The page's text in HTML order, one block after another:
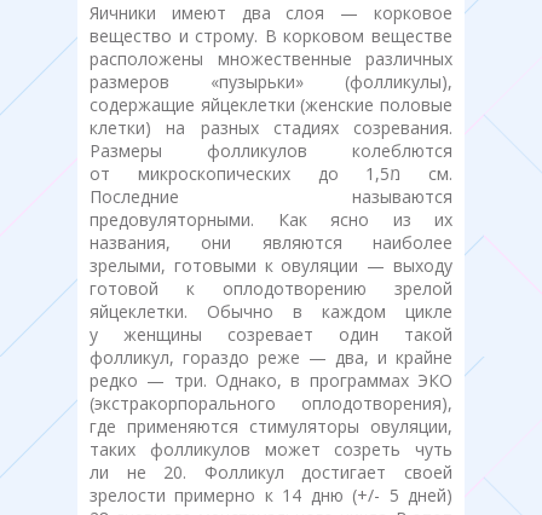
Яичники имеют два слоя — корковое
вещество и строму. В корковом веществе
расположены множественные различных
размеров «пузырьки» (фолликулы),
содержащие яйцеклетки (женские половые
клетки) на разных стадиях созревания.
Размеры фолликулов колеблются
от микроскопических до 1,5מ см.
Последние называются
предовуляторными. Как ясно из их
названия, они являются наиболее
зрелыми, готовыми к овуляции — выходу
готовой к оплодотворению зрелой
яйцеклетки. Обычно в каждом цикле
у женщины созревает один такой
фолликул, гораздо реже — два, и крайне
редко — три. Однако, в программах ЭКО
(экстракорпорального оплодотворения),
где применяются стимуляторы овуляции,
таких фолликулов может созреть чуть
ли не 20. Фолликул достигает своей
зрелости примерно к 14 дню (+/- 5 дней)